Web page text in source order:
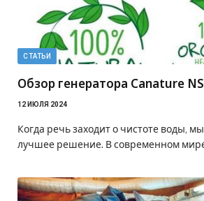
СТАТЬИ
Обзор генератора Canature
12 ИЮЛЯ 2024
Когда речь заходит о чистоте воды,
лучшее решение. В современном